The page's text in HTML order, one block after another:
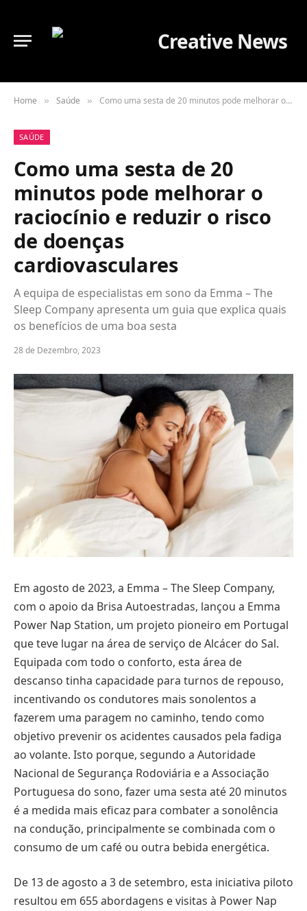
Home » Saúde » Como uma sesta de 20 minutos pode melhorar o raciocínio e reduzir o risco de doenças cardiovasculares
SAÚDE
Como uma sesta de 20
minutos pode melhorar o
raciocínio e reduzir o risco
de doenças
cardiovasculares
A equipa de especialistas em sono da Emma – The
Sleep Company apresenta um guia que explica quais
os benefícios de uma boa sesta
28 de Dezembro, 2023
Em agosto de 2023, a Emma – The Sleep Company,
com o apoio da Brisa Autoestradas, lançou a Emma
Power Nap Station, um projeto pioneiro em Portugal
que teve lugar na área de serviço de Alcácer do Sal.
Equipada com todo o conforto, esta área de
descanso tinha capacidade para turnos de repouso,
incentivando os condutores mais sonolentos a
fazerem uma paragem no caminho, tendo como
objetivo prevenir os acidentes causados pela fadiga
ao volante. Isto porque, segundo a Autoridade
Nacional de Segurança Rodoviária e a Associação
Portuguesa do sono, fazer uma sesta até 20 minutos
é a medida mais eficaz para combater a sonolência
na condução, principalmente se combinada com o
consumo de um café ou outra bebida energética.
De 13 de agosto a 3 de setembro, esta iniciativa piloto
resultou em 655 abordagens e visitas à Power Nap